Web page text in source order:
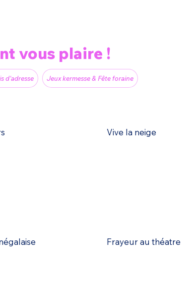
vous plaire !
d'adresse Jeux kermesse & Fête foraine
Vive la neige
Frayeur au théatre